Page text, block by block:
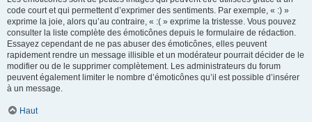
code court et qui permettent d’exprimer des sentiments. Par exemple, « :) »
exprime la joie, alors qu’au contraire, « :( » exprime la tristesse. Vous pouvez
consulter la liste complète des émoticônes depuis le formulaire de rédaction.
Essayez cependant de ne pas abuser des émoticônes, elles peuvent
rapidement rendre un message illisible et un modérateur pourrait décider de le
modifier ou de le supprimer complètement. Les administrateurs du forum
peuvent également limiter le nombre d’émoticônes qu’il est possible d’insérer
à un message.
Haut